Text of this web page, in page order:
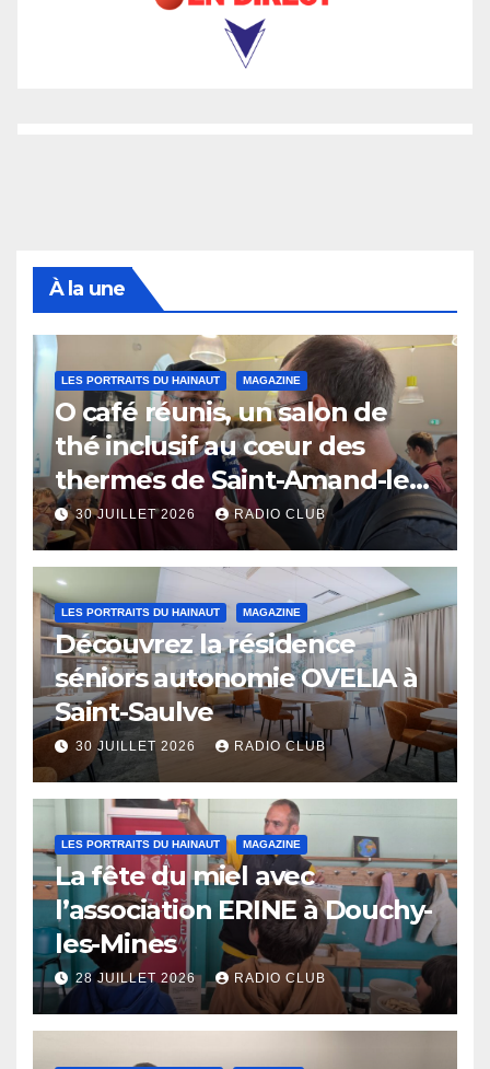
À la une
LES PORTRAITS DU HAINAUT MAGAZINE
O café réunis, un salon de
thé inclusif au cœur des
thermes de Saint-Amand-les-
Eaux
30 JUILLET 2026 RADIO CLUB
LES PORTRAITS DU HAINAUT MAGAZINE
Découvrez la résidence
séniors autonomie OVELIA à
Saint-Saulve
30 JUILLET 2026 RADIO CLUB
LES PORTRAITS DU HAINAUT MAGAZINE
La fête du miel avec
l’association ERINE à Douchy-
les-Mines
28 JUILLET 2026 RADIO CLUB